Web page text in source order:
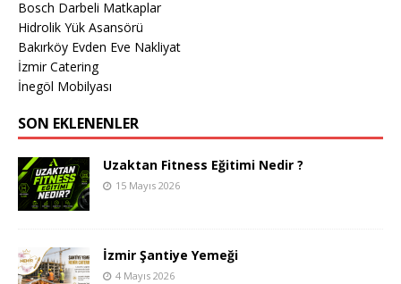
Bosch Darbeli Matkaplar
Hidrolik Yük Asansörü
Bakırköy Evden Eve Nakliyat
İzmir Catering
İnegöl Mobilyası
SON EKLENENLER
Uzaktan Fitness Eğitimi Nedir ?
15 Mayıs 2026
İzmir Şantiye Yemeği
4 Mayıs 2026